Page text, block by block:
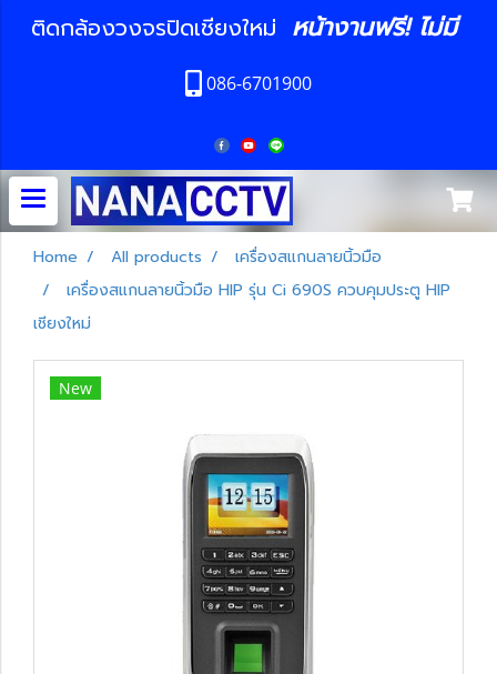
ติดกล้องวงจรปิดเชียงใหม่ หน้างานฟรี! ไม่มี
086-6701900
Home All products
เครื่องสแกนลายนิ้วมือ
เครื่องสแกนลายนิ้วมือ HIP รุ่น Ci 690S ควบคุมประตู HIP
เชียงใหม่
New